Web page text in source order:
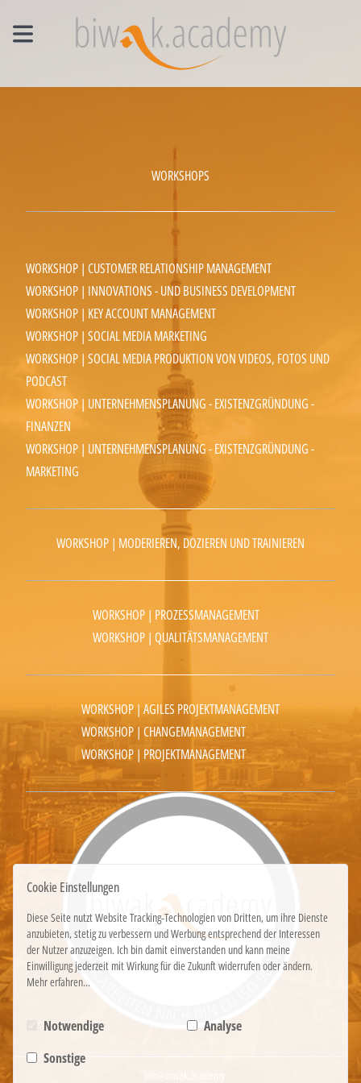
UNTERNEHMENS- UND VERTRIEBSFACHWIRT®
WORKSHOPS
WORKSHOP | CUSTOMER RELATIONSHIP MANAGEMENT
WORKSHOP | INNOVATIONS - UND BUSINESS DEVELOPMENT
WORKSHOP | KEY ACCOUNT MANAGEMENT
WORKSHOP | SOCIAL MEDIA MARKETING
WORKSHOP | SOCIAL MEDIA PRODUKTION VON VIDEOS, FOTOS UND
PODCAST
WORKSHOP | UNTERNEHMENSPLANUNG - EXISTENZGRÜNDUNG -
FINANZEN
WORKSHOP | UNTERNEHMENSPLANUNG - EXISTENZGRÜNDUNG -
MARKETING
WORKSHOP | MODERIEREN, DOZIEREN UND TRAINIEREN
WORKSHOP | PROZESSMANAGEMENT
WORKSHOP | QUALITÄTSMANAGEMENT
WORKSHOP | AGILES PROJEKTMANAGEMENT
WORKSHOP | CHANGEMANAGEMENT
WORKSHOP | PROJEKTMANAGEMENT
Cookie Einstellungen
Diese Seite nutzt Website Tracking-Technologien von Dritten, um ihre Dienste
anzubieten, stetig zu verbessern und Werbung entsprechend der Interessen
der Nutzer anzuzeigen. Ich bin damit einverstanden und kann meine
Einwilligung jederzeit mit Wirkung für die Zukunft widerrufen oder ändern.
Mehr erfahren...
Notwendige
Analyse
Sonstige